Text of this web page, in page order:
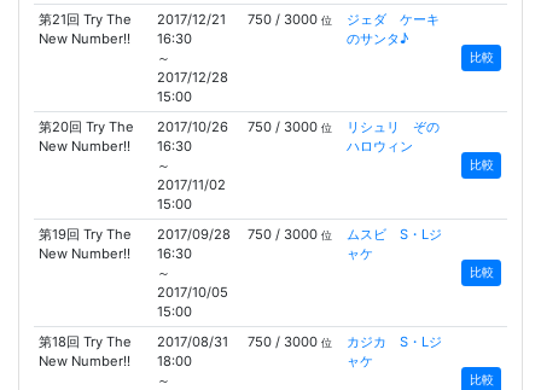
第21回 Try The
New Number!!
2017/12/21
16:30
～
2017/12/28
15:00
750 / 3000位
ジェダ ケーキ
のサンタ♪
比較
第20回 Try The
New Number!!
2017/10/26
16:30
～
2017/11/02
15:00
750 / 3000位
リシュリ ぞの
ハロウィン
比較
第19回 Try The
New Number!!
2017/09/28
16:30
～
2017/10/05
15:00
750 / 3000位
ムスビ S・Lジ
ャケ
比較
第18回 Try The
New Number!!
2017/08/31
18:00
～
750 / 3000位
カジカ S・Lジ
ャケ
比較